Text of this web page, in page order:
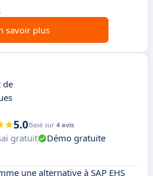
savoir plus
de
5.0Basé sur 4 avis
gratuit
Démo gratuite
une alternative à SAP EHS